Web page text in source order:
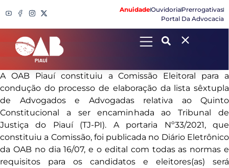
AnuidadeOuvidoriaPrerrogativas
Portal Da Advocacia
Search
A OAB Piauí constituiu a Comissão Eleitoral para a
condução do processo de elaboração da lista sêxtupla
de Advogados e Advogadas relativa ao Quinto
Constitucional a ser encaminhada ao Tribunal de
Justiça do Piauí (TJ-PI). A portaria Nº33/2021, que
constituiu a Comissão, foi publicada no Diário Eletrônico
da OAB no dia 16/07, e o edital com todas as normas e
requisitos para os candidatos e eleitores(as) será